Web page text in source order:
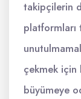
takipçilerin
platformları
çekmek
büyümeye